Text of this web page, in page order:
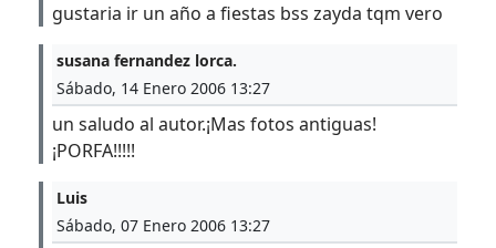
gustaria ir un año a fiestas bss zayda tqm vero
susana fernandez lorca.
Sábado, 14 Enero 2006 13:27
un saludo al autor.¡Mas fotos antiguas!
¡PORFA!!!!!
Luis
Sábado, 07 Enero 2006 13:27